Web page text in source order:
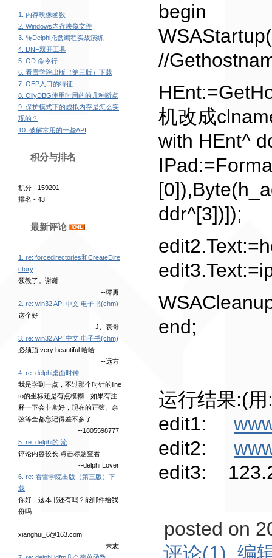
1. 内存映像函数
2. Windows内存映像文件
3. 转Delphi托盘编程实战演练
4. DNF双开工具
5. OD 命令行
6. 看雪学院出版（第三版）下载
7. OEP入口的特征
8. OllyDBG使用时用的的几种断点
9. 保护模式下的虚拟内存是怎么实
现的？
10. 破解常用的一些API
积分与排名
积分 - 159201
排名 - 43
最新评论
1. re: forcedirectories和CreateDire
ctory
领教了。谢谢
--谭勇
2. re: win32 API 中文 电子书(chm)
这个好
--J、表哥
3. re: win32 API 中文 电子书(chm)
必须顶 very beautiful 哈哈
--远方
4. re: delphi桌面时钟
我是学到一点，不过那个时针的line
to的坐标还是有点模糊，如果有注
释一下会非常好，现在的正弦、余
弦等全都忘记得差不多了
--1805598777
5. re: delphi的 流
评论内容较长,点击标题查看
--delphi Lover
6. re: 看雪学院出版（第三版）下
载
你好，这本书还有吗？能邮件给我
份吗
xianghui_6@163.com
--朱志
begin
//
机改成
with HEnt^
ddr^[3])]);
end;
运行结果:(
edit1:
edit2:
edit3:
posted on
评论(1) 编